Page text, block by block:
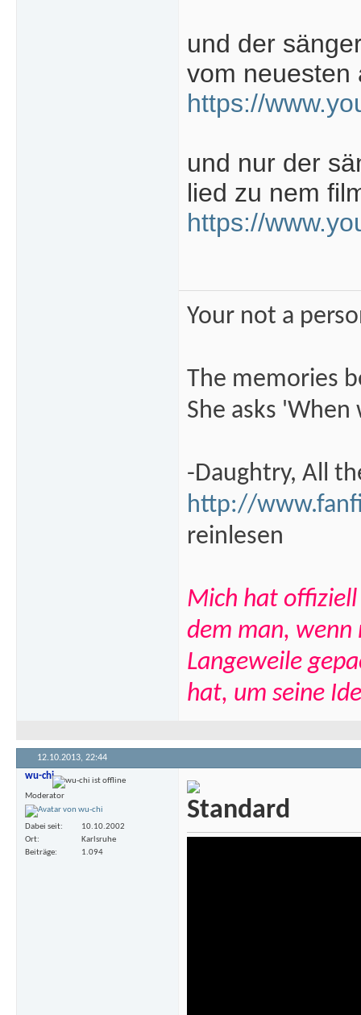
und der
vom neuesten
https://
und nur der
lied zu nem
https://
Your not a
The memories
She asks
-Daughtry, All
http://
reinlesen
Mich hat offiziell
dem man,
Langeweile
hat, um seine
12.10.2013, 22:44
wu-chi
Moderator
Dabei seit
10.10.2002
Ort
Karlsruhe
Beiträge
1.094